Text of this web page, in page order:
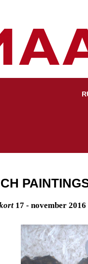
17 - november 2016